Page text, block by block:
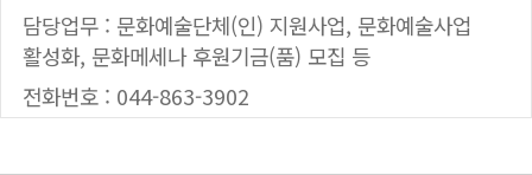
담당업무 : 문화예술단체(인) 지원사업, 문화예술사업
활성화, 문화메세나 후원기금(품) 모집 등
전화번호 : 044-863-3902